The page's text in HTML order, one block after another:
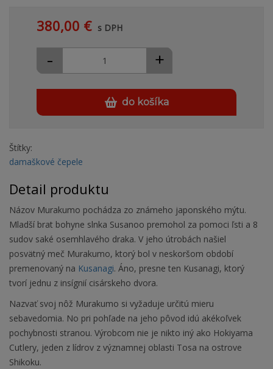
380,00 € s DPH
+
-
do košíka
Štítky:
damaškové čepele
Detail produktu
Názov Murakumo pochádza zo známeho japonského mýtu.
Mladší brat bohyne slnka Susanoo premohol za pomoci ľsti a 8
sudov saké osemhlavého draka. V jeho útrobách našiel
posvätný meč Murakumo, ktorý bol v neskoršom období
premenovaný na Kusanagi. Áno, presne ten Kusanagi, ktorý
tvorí jednu z insígnií cisárskeho dvora.
Nazvať svoj nôž Murakumo si vyžaduje určitú mieru
sebavedomia. No pri pohľade na jeho pôvod idú akékoľvek
pochybnosti stranou. Výrobcom nie je nikto iný ako Hokiyama
Cutlery, jeden z lídrov z významnej oblasti Tosa na ostrove
Shikoku.